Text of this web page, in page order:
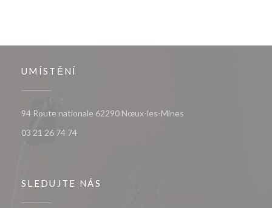
UMÍSTĚNÍ
94 Route nationale 62290 Nœux-les-Mines
03 21 26 74 74
SLEDUJTE NÁS